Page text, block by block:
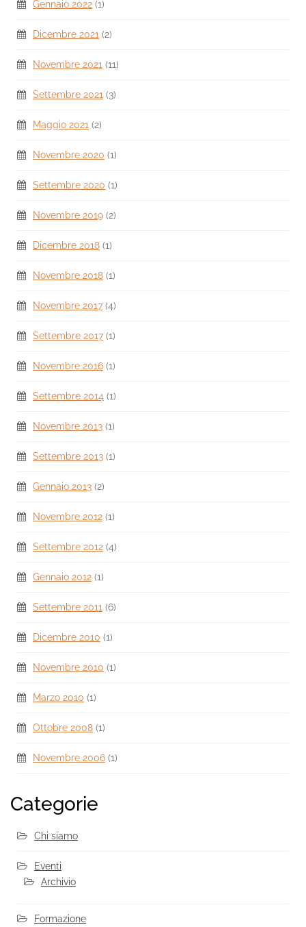
Gennaio 2022 (1)
Dicembre 2021 (2)
Novembre 2021 (11)
Settembre 2021 (3)
Maggio 2021 (2)
Novembre 2020 (1)
Settembre 2020 (1)
Novembre 2019 (2)
Dicembre 2018 (1)
Novembre 2018 (1)
Novembre 2017 (4)
Settembre 2017 (1)
Novembre 2016 (1)
Settembre 2014 (1)
Novembre 2013 (1)
Settembre 2013 (1)
Gennaio 2013 (2)
Novembre 2012 (1)
Settembre 2012 (4)
Gennaio 2012 (1)
Settembre 2011 (6)
Dicembre 2010 (1)
Novembre 2010 (1)
Marzo 2010 (1)
Ottobre 2008 (1)
Novembre 2006 (1)
Categorie
Chi siamo
Eventi
Archivio
Formazione